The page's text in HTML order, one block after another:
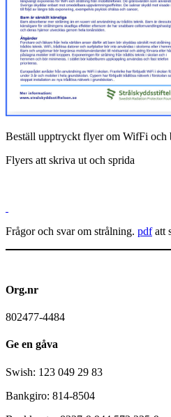
Beställ upptryckt flyer om WifFi och
Flyers att skriva ut och sprida
Frågor och svar om strålning. pdfatt
Org.nr
802477-4484
Ge en gåva
Swish: 123 049 29 83
Bankgiro: 814-8504